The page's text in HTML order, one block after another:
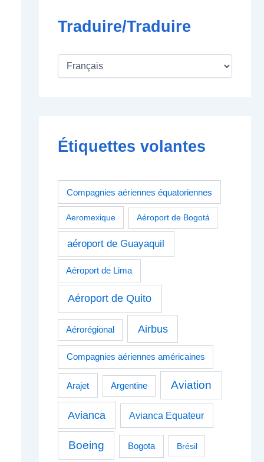
Traduire/Traduire
Étiquettes volantes
Compagnies aériennes équatoriennes
Aeromexique Aéroport de Bogotá
aéroport de Guayaquil
Aéroport de Lima
Aéroport de Quito
Aérorégional Airbus
Compagnies aériennes américaines
Arajet Argentine Aviation
Avianca Avianca Equateur
Boeing Bogota Brésil